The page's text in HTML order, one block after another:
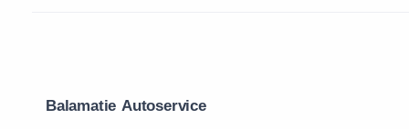
Balamatie Autoservice